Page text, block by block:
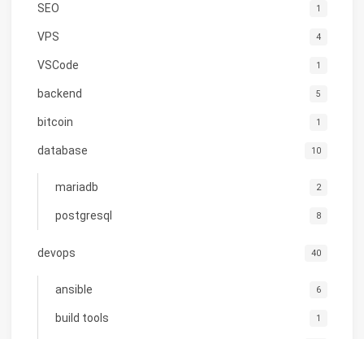
SEO 1
VPS 4
VSCode 1
backend 5
bitcoin 1
database 10
mariadb 2
postgresql 8
devops 40
ansible 6
build tools 1